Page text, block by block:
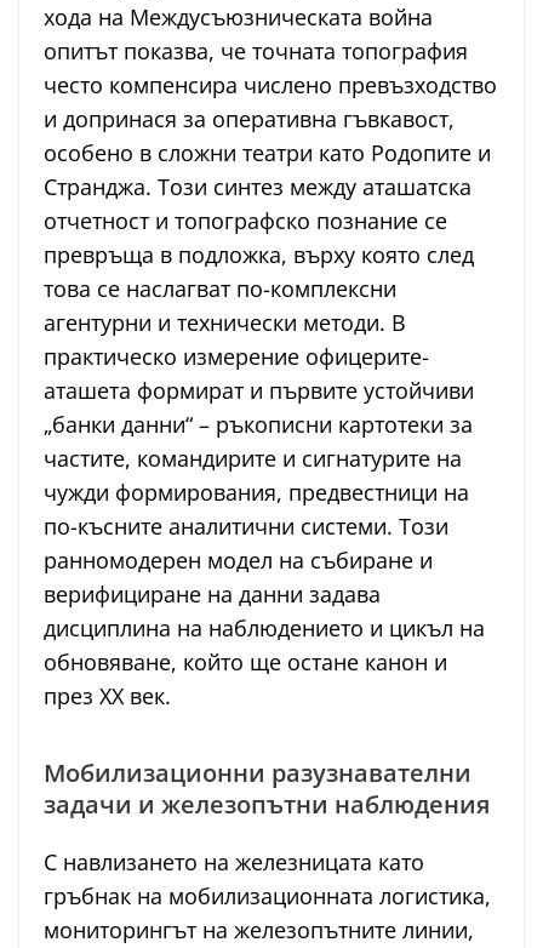
хода на Междусъюзническата война
опитът показва, че точната топография
често компенсира числено превъзходство
и допринася за оперативна гъвкавост,
особено в сложни театри като Родопите и
Странджа. Този синтез между аташатска
отчетност и топографско познание се
превръща в подложка, върху която след
това се наслагват по-комплексни
агентурни и технически методи. В
практическо измерение офицерите-
аташета формират и първите устойчиви
„банки данни“ – ръкописни картотеки за
частите, командирите и сигнатурите на
чужди формирования, предвестници на
по-късните аналитични системи. Този
ранномодерен модел на събиране и
верифициране на данни задава
дисциплина на наблюдението и цикъл на
обновяване, който ще остане канон и
през ХХ век.
Мобилизационни разузнавателни
задачи и железопътни наблюдения
С навлизането на железницата като
гръбнак на мобилизационната логистика,
мониторингът на железопътните линии,